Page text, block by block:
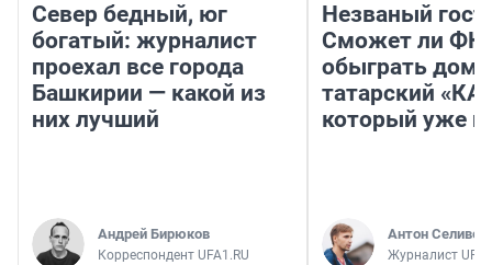
Север бедный, юг
богатый: журналист
проехал все города
Башкирии — какой из
них лучший
Андрей Бирюков
Корреспондент UFA1.RU
Незваный
Сможет ли ФК
обыграть дома
татарский
который уже
Антон
Журналист